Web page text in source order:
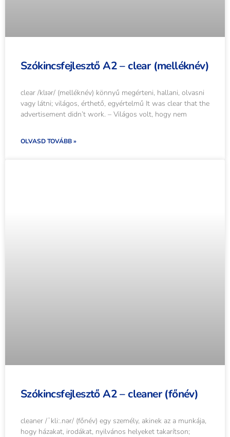
Szókincsfejlesztő A2 – clear (melléknév)
clear /klɪər/ (melléknév) könnyű megérteni, hallani, olvasni
vagy látni; világos, érthető, egyértelmű It was clear that the
advertisement didn’t work. – Világos volt, hogy nem
OLVASD TOVÁBB »
Szókincsfejlesztő A2 – cleaner (főnév)
cleaner /ˈkliː.nər/ (főnév) egy személy, akinek az a munkája,
hogy házakat, irodákat, nyilvános helyeket takarítson;